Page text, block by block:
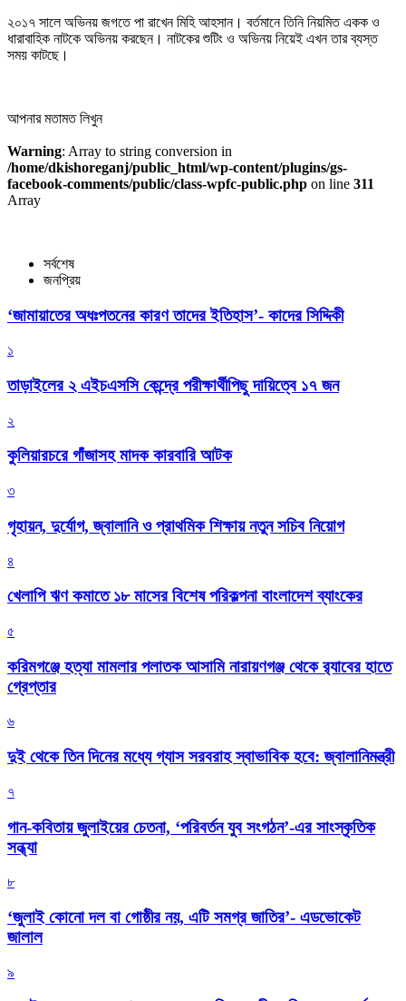
২০১৭ সালে অভিনয় জগতে পা রাখেন মিহি আহসান। বর্তমানে তিনি নিয়মিত একক ও
ধারাবাহিক নাটকে অভিনয় করছেন। নাটকের শুটিং ও অভিনয় নিয়েই এখন তার ব্যস্ত
সময় কাটছে।
আপনার মতামত লিখুন
Warning: Array to string conversion in
/home/dkishoreganj/public_html/wp-content/plugins/gs-
facebook-comments/public/class-wpfc-public.php on line 311
Array
সর্বশেষ
জনপ্রিয়
‘জামায়াতের অধঃপতনের কারণ তাদের ইতিহাস’- কাদের সিদ্দিকী
১
তাড়াইলের ২ এইচএসসি কেন্দ্রে পরীক্ষার্থীপিছু দায়িত্বে ১৭ জন
২
কুলিয়ারচরে গাঁজাসহ মাদক কারবারি আটক
৩
গৃহায়ন, দুর্যোগ, জ্বালানি ও প্রাথমিক শিক্ষায় নতুন সচিব নিয়োগ
৪
খেলাপি ঋণ কমাতে ১৮ মাসের বিশেষ পরিকল্পনা বাংলাদেশ ব্যাংকের
৫
করিমগঞ্জে হত্যা মামলার পলাতক আসামি নারায়ণগঞ্জ থেকে র‌্যাবের হাতে
গ্রেপ্তার
৬
দুই থেকে তিন দিনের মধ্যে গ্যাস সরবরাহ স্বাভাবিক হবে: জ্বালানিমন্ত্রী
৭
গান-কবিতায় জুলাইয়ের চেতনা, ‘পরিবর্তন যুব সংগঠন’-এর সাংস্কৃতিক
সন্ধ্যা
৮
‘জুলাই কোনো দল বা গোষ্ঠীর নয়, এটি সমগ্র জাতির’- এডভোকেট
জালাল
৯